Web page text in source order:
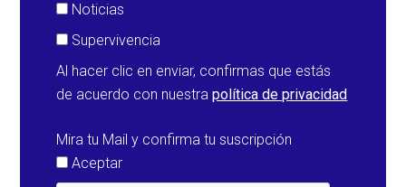
Noticias
Supervivencia
Al hacer clic en enviar, confirmas que estás
de acuerdo con nuestrapolítica de privacidad
Mira tu Mail y confirma tu suscripción
Aceptar